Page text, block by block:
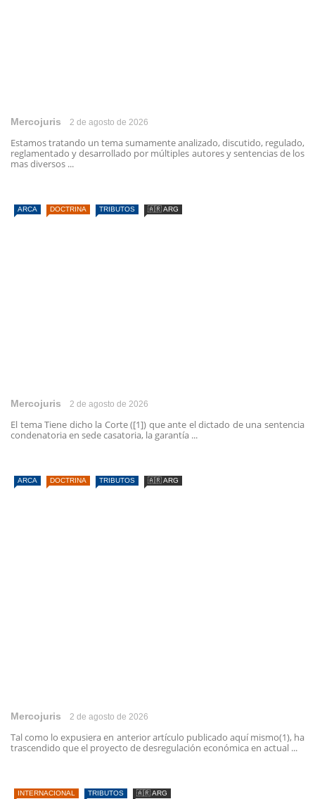
Mercojuris 2 de agosto de 2026
Estamos tratando un tema sumamente analizado, discutido, regulado,
reglamentado y desarrollado por múltiples autores y sentencias de los
mas diversos ...
ARCA DOCTRINA TRIBUTOS 🇦🇷 ARG
Mercojuris 2 de agosto de 2026
El tema Tiene dicho la Corte ([1]) que ante el dictado de una sentencia
condenatoria en sede casatoria, la garantía ...
ARCA DOCTRINA TRIBUTOS 🇦🇷 ARG
Mercojuris 2 de agosto de 2026
Tal como lo expusiera en anterior artículo publicado aquí mismo(1), ha
trascendido que el proyecto de desregulación económica en actual ...
INTERNACIONAL TRIBUTOS 🇦🇷 ARG